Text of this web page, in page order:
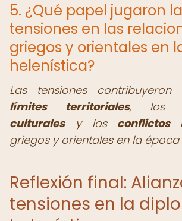
5. ¿Qué papel jugaron
tensiones en las
griegos y orientales en
helenística?
Las tensiones
límites territoriales, los
culturalesy los conflictos
griegos y orientales en la época
Reflexión final:
tensiones en la